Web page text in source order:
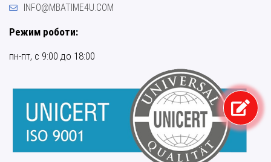
INFO@MBATIME4U.COM
Режим роботи:
пн-пт, с 9:00 до 18:00